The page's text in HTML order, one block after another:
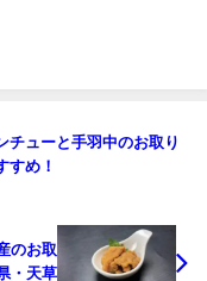
チューと手羽中のお取り
すめ！
のお取
・天草